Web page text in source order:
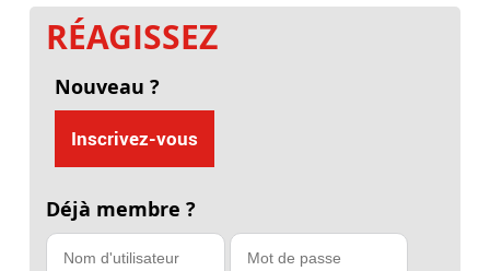
RÉAGISSEZ
Nouveau ?
Inscrivez-vous
Déjà membre ?